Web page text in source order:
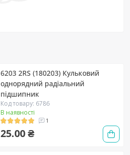
6203 2RS (180203) Кульковий
однорядний радіальний
підшипник
Код товару: 6786
В наявності
1
25.00 ₴